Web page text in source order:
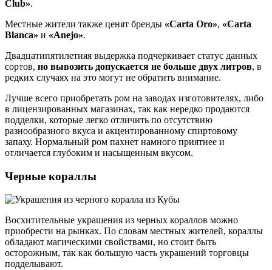
Club».
Местные жители также ценят бренды «Carta Oro», «Carta
Blanca» и «Anejo».
Двадцатипятилетняя выдержка подчеркивает статус данных
сортов, но вывозить допускается не больше двух литров, в
редких случаях на это могут не обратить внимание.
Лучше всего приобретать ром на заводах изготовителях, либо
в лицензированных магазинах, так как нередко продаются
подделки, которые легко отличить по отсутствию
разнообразного вкуса и акцентированному спиртовому
запаху. Нормальный ром пахнет намного приятнее и
отличается глубоким и насыщенным вкусом.
Черные кораллы
Восхитительные украшения из черных кораллов можно
приобрести на рынках. По словам местных жителей, кораллы
обладают магическими свойствами, но стоит быть
осторожным, так как большую часть украшений торговцы
подделывают.